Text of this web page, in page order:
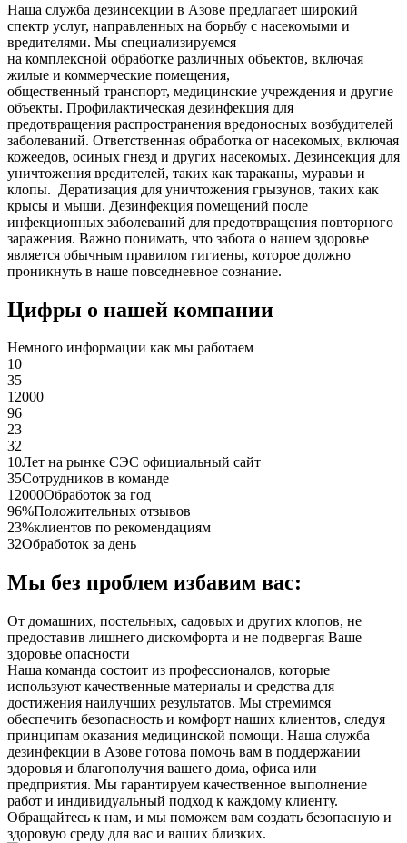
Наша служба дезинсекции в Азове предлагает широкий
спектр услуг, направленных на борьбу с насекомыми и
вредителями. Мы специализируемся
на комплексной обработке различных объектов, включая
жилые и коммерческие помещения,
общественный транспорт, медицинские учреждения и другие
объекты. Профилактическая дезинфекция для
предотвращения распространения вредоносных возбудителей
заболеваний. Ответственная обработка от насекомых, включая
кожеедов, осиных гнезд и других насекомых. Дезинсекция для
уничтожения вредителей, таких как тараканы, муравьи и
клопы. Дератизация для уничтожения грызунов, таких как
крысы и мыши. Дезинфекция помещений после
инфекционных заболеваний для предотвращения повторного
заражения. Важно понимать, что забота о нашем здоровье
является обычным правилом гигиены, которое должно
проникнуть в наше повседневное сознание.
Цифры о нашей компании
Немного информации как мы работаем
10
35
12000
96
23
32
10Лет на рынке СЭС официальный сайт
35Сотрудников в команде
12000Обработок за год
96%Положительных отзывов
23%клиентов по рекомендациям
32Обработок за день
Мы без проблем избавим вас:
От домашних, постельных, садовых и других клопов, не
предоставив лишнего дискомфорта и не подвергая Ваше
здоровье опасности
Наша команда состоит из профессионалов, которые
используют качественные материалы и средства для
достижения наилучших результатов. Мы стремимся
обеспечить безопасность и комфорт наших клиентов, следуя
принципам оказания медицинской помощи. Наша служба
дезинфекции в Азове готова помочь вам в поддержании
здоровья и благополучия вашего дома, офиса или
предприятия. Мы гарантируем качественное выполнение
работ и индивидуальный подход к каждому клиенту.
Обращайтесь к нам, и мы поможем вам создать безопасную и
здоровую среду для вас и ваших близких.